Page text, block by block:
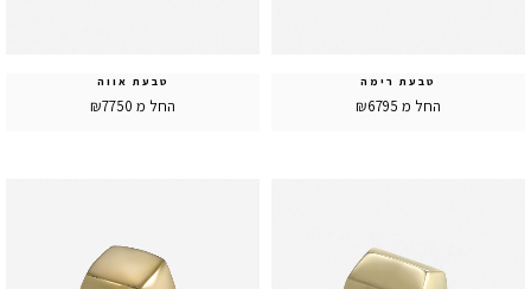
טבעת רימה
החל מ ₪6795
טבעת אווה
החל מ ₪7750